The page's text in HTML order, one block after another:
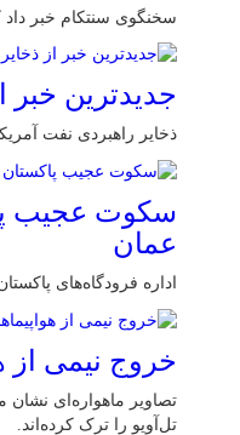
سخنگوی سنتکام خبر داد
جدیدترین خبر
ذخایر راهبردی نفت آمریکا به
سکوت عجیب
عمان
اداره فرودگاه‌های
خروج نیمی از
تصاویر ماهواره‌ای
تل‌آویو را ترک کرده‌اند.